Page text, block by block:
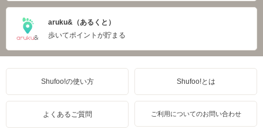
aruku&（あるくと）
歩いてポイントが貯まる
Shufoo!の使い方 Shufoo!とは
よくあるご質問 ご利用についてのお問い合わせ